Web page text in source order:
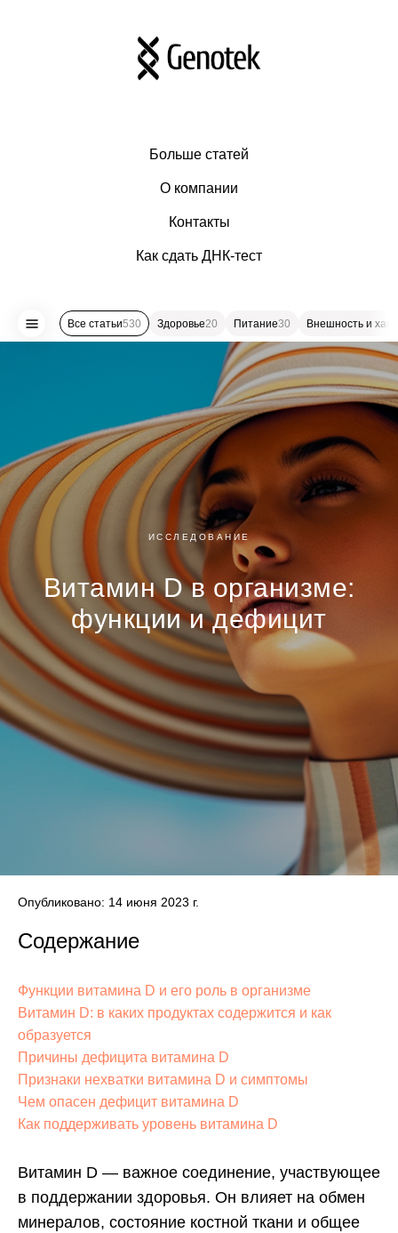
Больше статей
О компании
Контакты
Как сдать ДНК-тест
Все статьи530 Здоровье20 Питание30 Внешность и
ИССЛЕДОВАНИЕ
Витамин D в организме:
функции и дефицит
Опубликовано: 14 июня 2023 г.
Содержание
Функции витамина D и его роль в организме
Витамин D: в каких продуктах содержится и как
образуется
Причины дефицита витамина D
Признаки нехватки витамина D и симптомы
Чем опасен дефицит витамина D
Как поддерживать уровень витамина D
Витамин D — важное соединение, участвующее
в поддержании здоровья. Он влияет на обмен
минералов, состояние костной ткани и общее